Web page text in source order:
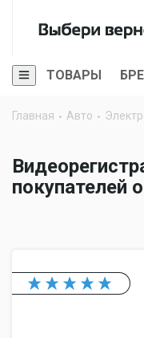
ТОВАРЫ
Главная Авто
покупателей